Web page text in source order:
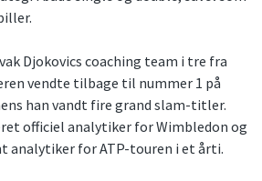
Djokovics coaching team i tre fra
vendte tilbage til nummer 1 på
han vandt fire grand slam-titler.
officiel analytiker for Wimbledon og
analytiker for ATP-touren i et årti.